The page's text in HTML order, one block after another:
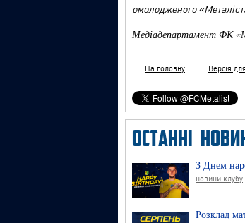
омолодженого«
Медіадепартамент ФК
На головну Версія
ОСТАННІ
З Днем
новини клубу
Розклад